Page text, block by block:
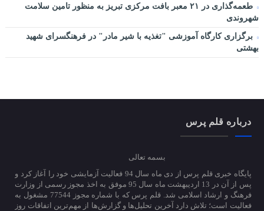
طعمه‌گذاری در ۲۱ معبر بافت مرکزی تبریز به منظور تامین سلامت
شهروندی
برگزاری کارگاه آموزشی "تغذیه با شیر مادر" در فرهنگسرای شهید
بهشتی
درباره قلم پرس
بسمه تعالی
پایگاه خبری قلم پرس از دی ماه سال 94 فعالیت آزمایشی خود را آغاز کرد و
پس از آن در 13 اردیبهشت ماه سال 95 موفق به اخذ مجوز رسمی از وزارت
فرهنگ و ارشاد اسلامی شد. قلم پرس که با شماره مجوز 77544 مشغول به
فعالیت است؛ تلاش دارد آخرین تحلیل‌ها و گزارش‌ها از مهم‌ترین اتفاقات روز